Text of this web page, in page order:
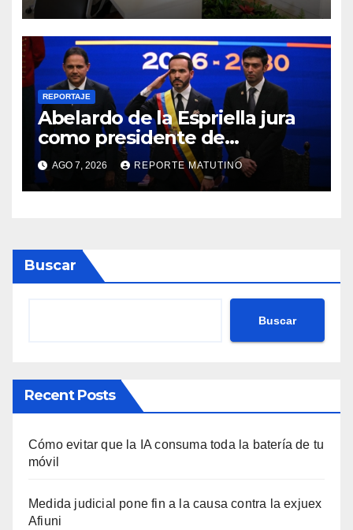
REPORTAJE
Abelardo de la Espriella jura
como presidente de
Colombia para el periodo
2026-2030
AGO 7, 2026 REPORTE MATUTINO
Buscar
Buscar
Recent Posts
Cómo evitar que la IA consuma toda la batería de tu
móvil
Medida judicial pone fin a la causa contra la exjuex
Afiuni